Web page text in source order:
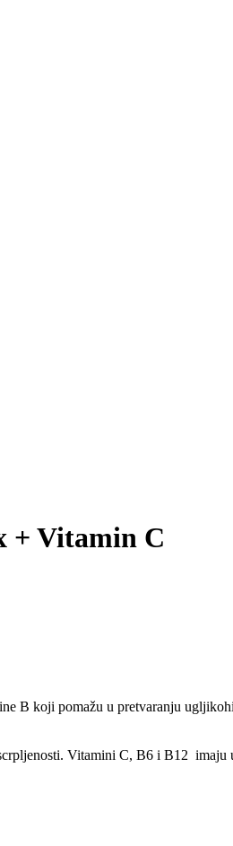
+ Vitamin C
B koji pomažu u pretvaranju
Vitamini C, B6 i B12 imaju